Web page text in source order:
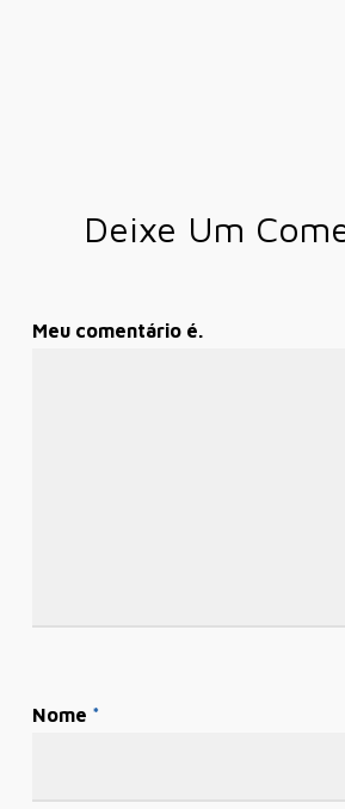
Deixe Um
Meu comentário é.
Nome *